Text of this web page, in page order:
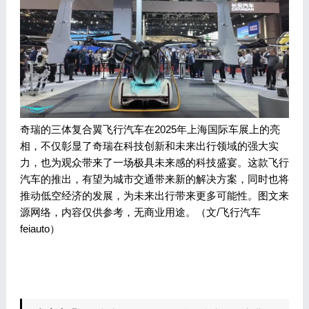
奇瑞的三体复合翼飞行汽车在2025年上海国际车展上的亮
相，不仅彰显了奇瑞在科技创新和未来出行领域的强大实
力，也为观众带来了一场极具未来感的科技盛宴。这款飞行
汽车的推出，有望为城市交通带来新的解决方案，同时也将
推动低空经济的发展，为未来出行带来更多可能性。图文来
源网络，内容仅供参考，无商业用途。（文/飞行汽车
feiauto）